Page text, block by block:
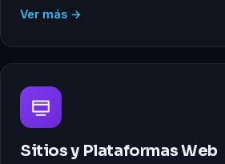
Ver más →
Sitios y Plataformas Web